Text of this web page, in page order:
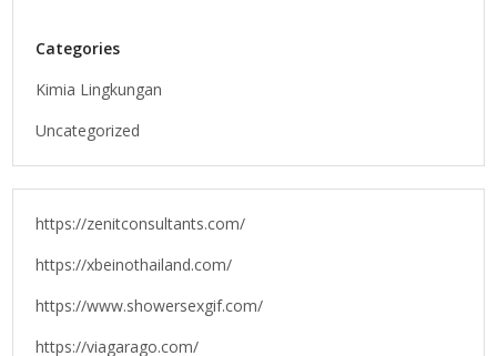
Categories
Kimia Lingkungan
Uncategorized
https://zenitconsultants.com/
https://xbeinothailand.com/
https://www.showersexgif.com/
https://viagarago.com/